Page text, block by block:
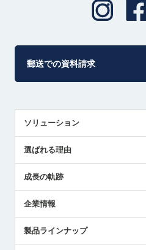
郵送での資料請求
ソリューション
解決策提案
選ばれる理由
成長の軌跡
企業情報
ごあいさつ
製品ラインナップ